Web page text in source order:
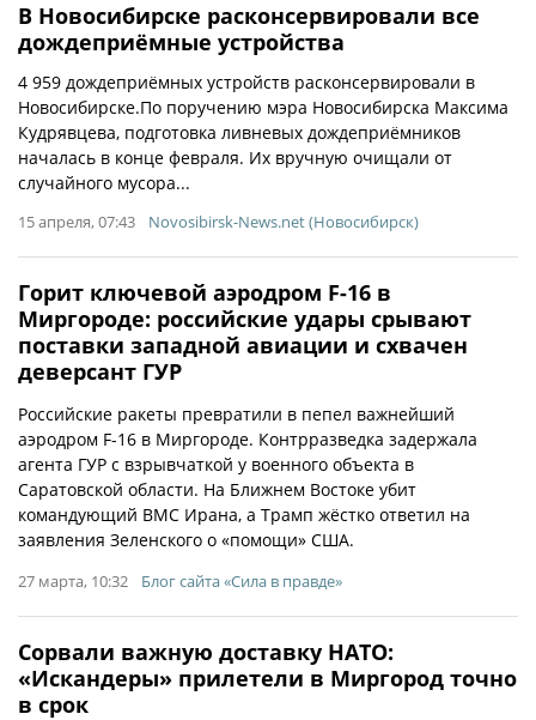
В Новосибирске расконсервировали все
дождеприёмные устройства
4 959 дождеприёмных устройств расконсервировали в
Новосибирске.По поручению мэра Новосибирска Максима
Кудрявцева, подготовка ливневых дождеприёмников
началась в конце февраля. Их вручную очищали от
случайного мусора...
15 апреля, 07:43 Novosibirsk-News.net (Новосибирск)
Горит ключевой аэродром F-16 в
Миргороде: российские удары срывают
поставки западной авиации и схвачен
деверсант ГУР
Российские ракеты превратили в пепел важнейший
аэродром F-16 в Миргороде. Контрразведка задержала
агента ГУР с взрывчаткой у военного объекта в
Саратовской области. На Ближнем Востоке убит
командующий ВМС Ирана, а Трамп жёстко ответил на
заявления Зеленского о «помощи» США.
27 марта, 10:32 Блог сайта «Сила в правде»
Сорвали важную доставку НАТО:
«Искандеры» прилетели в Миргород точно
в срок